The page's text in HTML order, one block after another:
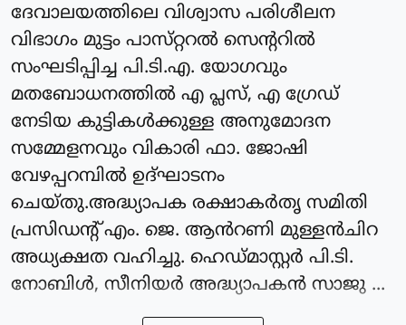
ദേവാലയത്തിലെ വിശ്വാസ പരിശീലന
വിഭാഗം മുട്ടം പാസ്‌റ്ററൽ സെന്ററിൽ
സംഘടിപ്പിച്ച പി.ടി.എ. യോഗവും
മതബോധനത്തിൽ എ പ്ലസ്, എ ഗ്രേഡ്
നേടിയ കുട്ടികൾക്കുള്ള അനുമോദന
സമ്മേളനവും വികാരി ഫാ. ജോഷി
വേഴപ്പറമ്പിൽ ഉദ്ഘാടനം
ചെയ്തു.അദ്ധ്യാപക രക്ഷാകർതൃ സമിതി
പ്രസിഡന്റ്‌ എം. ജെ. ആൻറണി മുള്ളൻചിറ
അധ്യക്ഷത വഹിച്ചു. ഹെഡ്മാസ്റ്റർ പി.ടി.
നോബിൾ, സീനിയർ അദ്ധ്യാപകൻ സാജു ...